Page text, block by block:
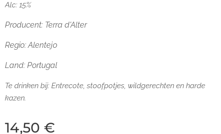
Alc: 15%
Producent: Terra d'Alter
Regio: Alentejo
Land: Portugal
Te drinken bij: Entrecote, stoofpotjes, wildgerechten en harde
kazen.
14,50 €